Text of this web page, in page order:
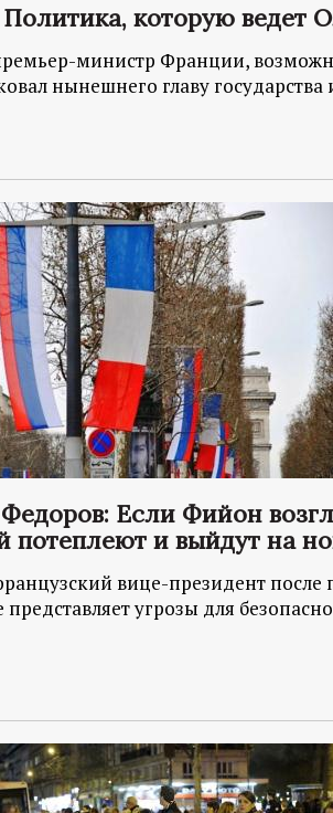
которую ведет
министр Франции,
нынешнего главу
Если Фийон
потеплеют и выйдут на
вице-президент после
угрозы для